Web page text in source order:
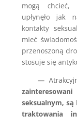
mogą chcieć,
upłynęło jak
kontakty
mieć
przenoszoną
stosuje się
—
seksualnym,
traktowania